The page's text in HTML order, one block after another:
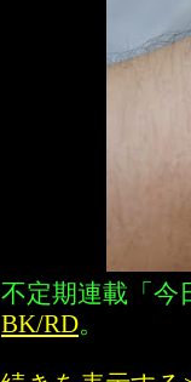
不定期連載「今
BK/RD。